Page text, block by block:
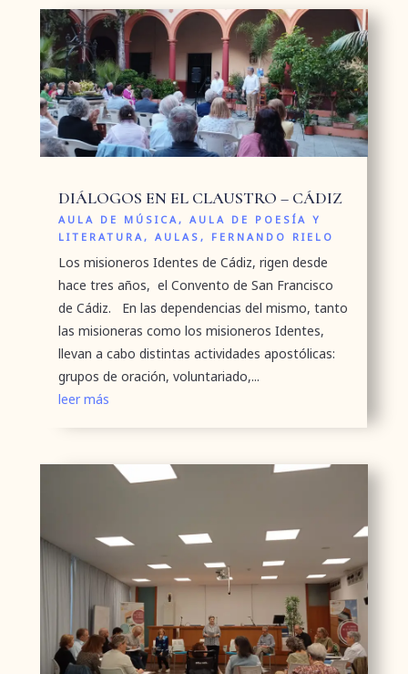
DIÁLOGOS EN EL CLAUSTRO – CÁDIZ
AULA DE MÚSICA, AULA DE POESÍA Y
LITERATURA, AULAS, FERNANDO RIELO
Los misioneros Identes de Cádiz, rigen desde
hace tres años, el Convento de San Francisco
de Cádiz. En las dependencias del mismo, tanto
las misioneras como los misioneros Identes,
llevan a cabo distintas actividades apostólicas:
grupos de oración, voluntariado,...
leer más